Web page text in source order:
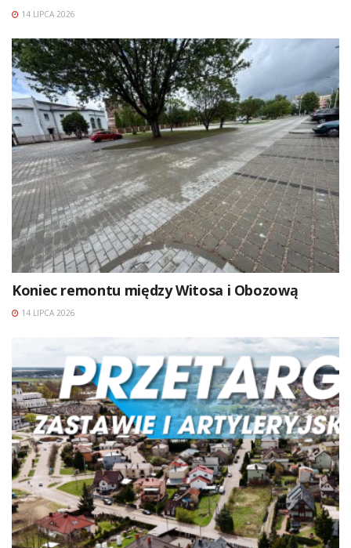
14 LIPCA 2026
Koniec remontu między Witosa i Obozową
14 LIPCA 2026